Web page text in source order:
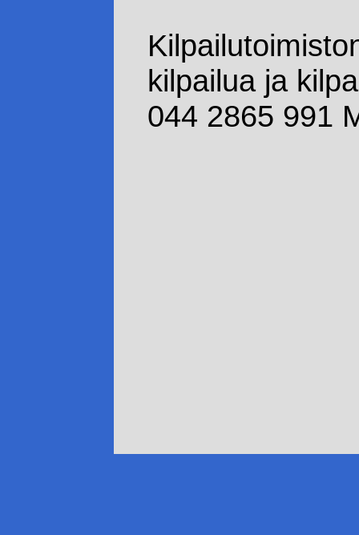
kilpailua ja
044 2865 991